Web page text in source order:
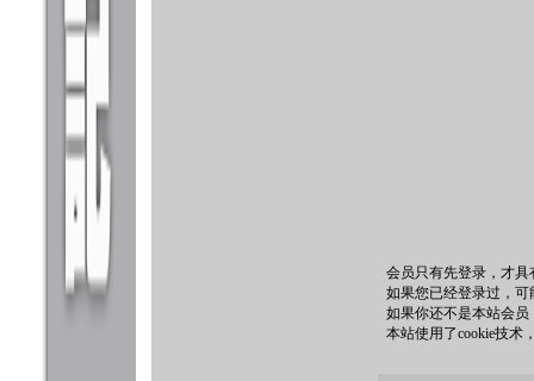
会员只有先登录，才
如果您已经登录过，
如果你还不是本站会员
本站使用了cookie技术